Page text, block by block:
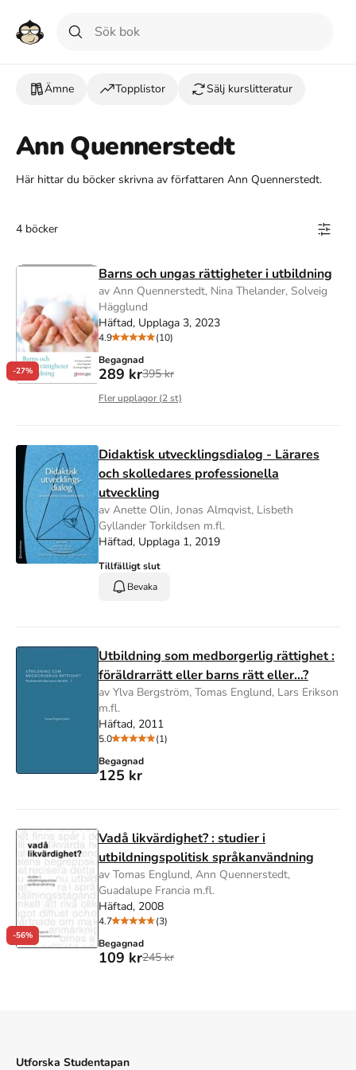
Ämne Topplistor Sälj kurslitteratur
Ann Quennerstedt
Här hittar du böcker skrivna av författaren Ann Quennerstedt.
4 böcker
-27%
Barns och ungas rättigheter i utbildning
av Ann Quennerstedt, Nina Thelander, Solveig
Hägglund
Häftad, Upplaga 3, 2023
4.9
(10)
Begagnad
289 kr395 kr
Fler upplagor (2st)
Didaktisk utvecklingsdialog - Lärares
och skolledares professionella
utveckling
av Anette Olin, Jonas Almqvist, Lisbeth
Gyllander Torkildsen m.fl.
Häftad, Upplaga 1, 2019
Tillfälligt slut
Bevaka
Utbildning som medborgerlig rättighet :
föräldrarrätt eller barns rätt eller...?
av Ylva Bergström, Tomas Englund, Lars Erikson
m.fl.
Häftad, 2011
5.0
(1)
Begagnad
125 kr
-56%
Vadå likvärdighet? : studier i
utbildningspolitisk språkanvändning
av Tomas Englund, Ann Quennerstedt,
Guadalupe Francia m.fl.
Häftad, 2008
4.7
(3)
Begagnad
109 kr245 kr
Utforska Studentapan